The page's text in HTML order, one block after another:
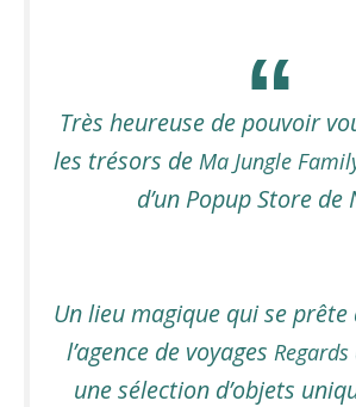
Très heureuse de pouvoir
les trésors de Ma Jungle
d’un Popup Store de
Un lieu magique qui se prête
l’agence de voyages Regards
une sélection d’objets